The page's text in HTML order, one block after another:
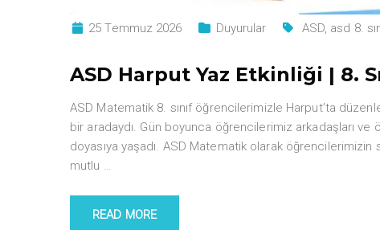
25 Temmuz 2026 Duyurular ASD, asd 8.
ASD Harput Yaz Etkinliği | 8.
ASD Matematik 8. sınıf öğrencilerimizle Harput’ta
bir aradaydı. Gün boyunca öğrencilerimiz arkadaşları
doyasıya yaşadı. ASD Matematik olarak
mutlu …
READ MORE